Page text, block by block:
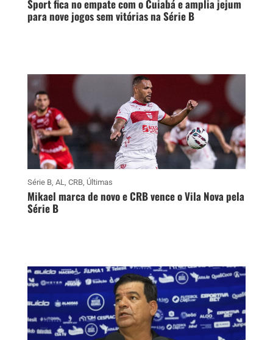
Sport fica no empate com o Cuiabá e amplia jejum
para nove jogos sem vitórias na Série B
Série B, AL CRB, Últimas
Mikael marca de novo e CRB vence o Vila Nova pela
Série B